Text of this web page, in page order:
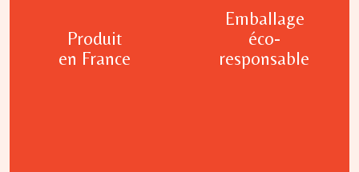
Produit
en France
Emballage
éco-
responsable